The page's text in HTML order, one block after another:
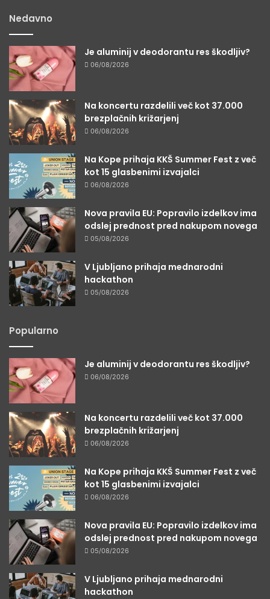
Nedavno
Je aluminij v deodorantu res škodljiv?
06/08/2026
Na koncertu razdelili več kot 37.000
brezplačnih križarjenj
06/08/2026
Na Kope prihaja KKŠ Summer Fest z več
kot 15 glasbenimi izvajalci
06/08/2026
Nova pravila EU: Popravilo izdelkov ima
odslej prednost pred nakupom novega
05/08/2026
V Ljubljano prihaja mednarodni
hackathon
05/08/2026
Popularno
Je aluminij v deodorantu res škodljiv?
06/08/2026
Na koncertu razdelili več kot 37.000
brezplačnih križarjenj
06/08/2026
Na Kope prihaja KKŠ Summer Fest z več
kot 15 glasbenimi izvajalci
06/08/2026
Nova pravila EU: Popravilo izdelkov ima
odslej prednost pred nakupom novega
05/08/2026
V Ljubljano prihaja mednarodni
hackathon